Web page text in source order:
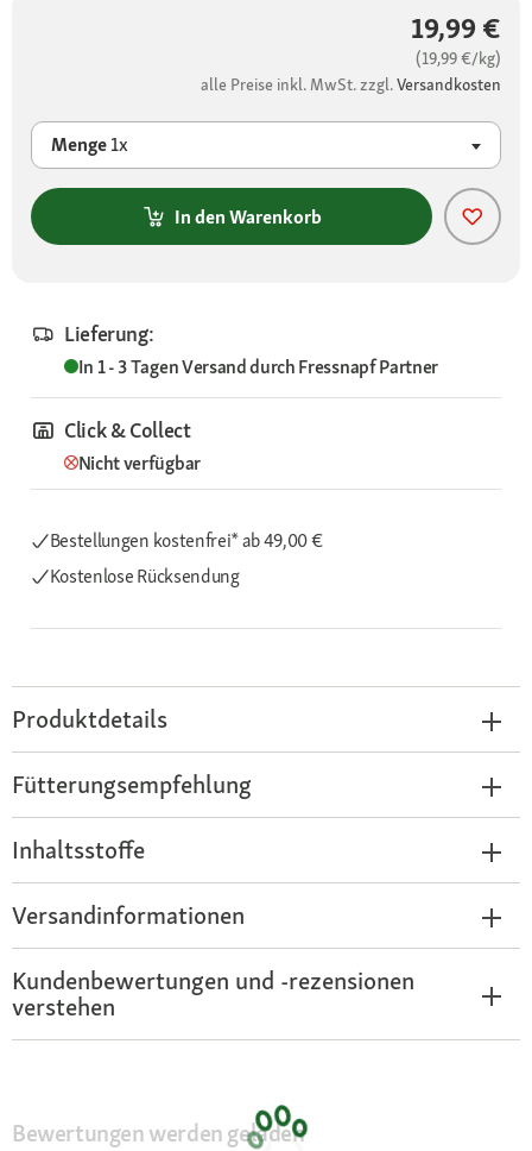
19,99 €
(19,99 €/kg)
alle Preise inkl. MwSt. zzgl.Versandkosten
Menge1x
In den Warenkorb
Lieferung:
In 1 - 3 TagenVersand durchFressnapf Partner
Click & Collect
Nicht verfügbar
Bestellungen kostenfrei*ab 49,00 €
Kostenlose Rücksendung
Produktdetails
Fütterungsempfehlung
Inhaltsstoffe
Versandinformationen
Kundenbewertungen und -rezensionen
verstehen
Bewertungen werden geladen